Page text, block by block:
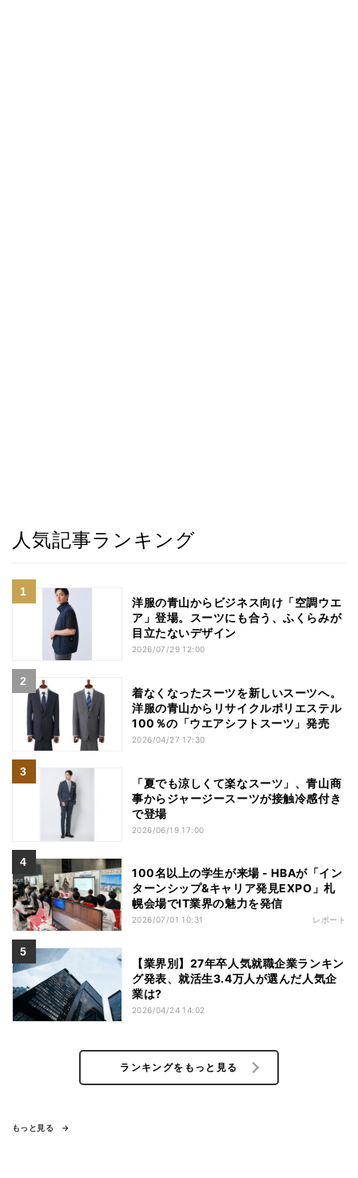
人気記事ランキング
洋服の青山からビジネス向け「空調ウエ
ア」登場。スーツにも合う、ふくらみが
目立たないデザイン
2026/07/29 12:00
着なくなったスーツを新しいスーツへ。
洋服の青山からリサイクルポリエステル
100％の「ウエアシフトスーツ」発売
2026/04/27 17:30
「夏でも涼しくて楽なスーツ」、青山商
事からジャージースーツが接触冷感付き
で登場
2026/06/19 17:00
100名以上の学生が来場 - HBAが「イン
ターンシップ&キャリア発見EXPO」札
幌会場でIT業界の魅力を発信
2026/07/01 10:31 レポート
【業界別】27年卒人気就職企業ランキン
グ発表、就活生3.4万人が選んだ人気企
業は?
2026/04/24 14:02
ランキングをもっと見る
もっと見る